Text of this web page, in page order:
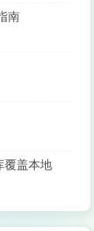
南
覆盖本地